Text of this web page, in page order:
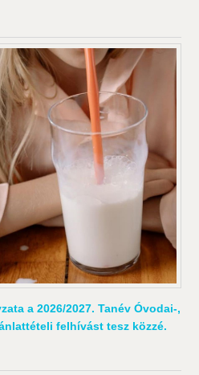
a 2026/2027. Tanév Óvodai-,
felhívást tesz közzé.